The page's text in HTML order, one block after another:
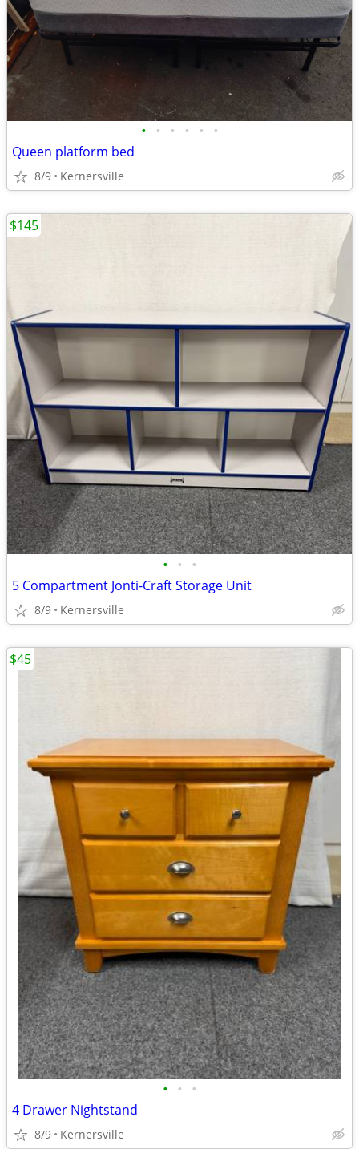
• • • • • •
Queen platform bed
8/9 Kernersville
• • •
5 Compartment Jonti-Craft Storage Unit
8/9 Kernersville
$145
• • •
4 Drawer Nightstand
8/9 Kernersville
$45